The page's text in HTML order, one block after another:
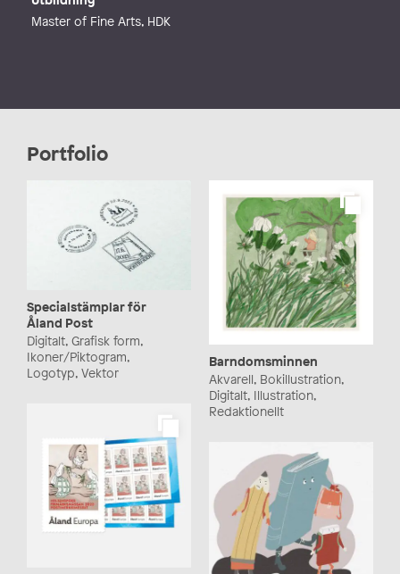
Master of Fine Arts, HDK
Portfolio
Specialstämplar för
Åland Post
Digitalt, Grafisk form,
Ikoner/Piktogram,
Logotyp, Vektor
Barndomsminnen
Akvarell, Bokillustration,
Digitalt, Illustration,
Redaktionellt